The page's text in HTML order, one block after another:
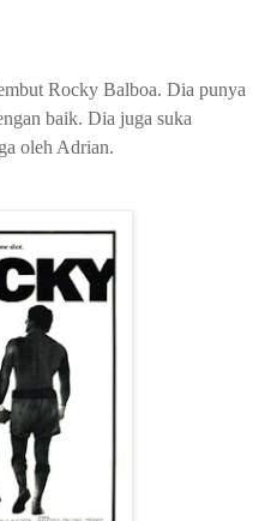
Rocky Balboa. Dia punya
baik. Dia juga suka
oleh Adrian.